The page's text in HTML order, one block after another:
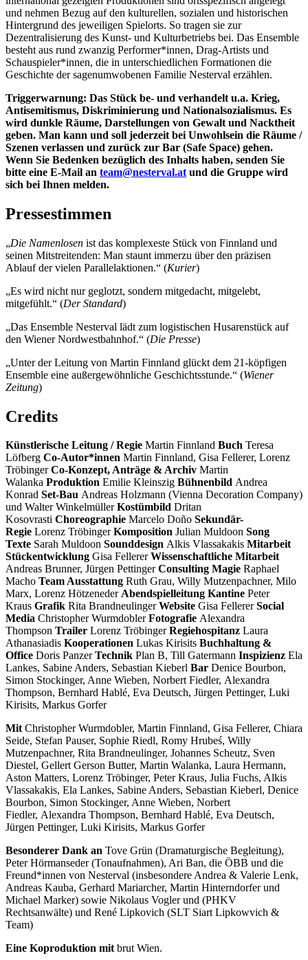
und nehmen Bezug auf den kulturellen, sozialen und historischen
Hintergrund des jeweiligen Spielorts. So tragen sie zur
Dezentralisierung des Kunst- und Kulturbetriebs bei. Das Ensemble
besteht aus rund zwanzig Performer*innen, Drag-Artists und
Schauspieler*innen, die in unterschiedlichen Formationen die
Geschichte der sagenumwobenen Familie Nesterval erzählen.
Triggerwarnung: Das Stück be- und verhandelt u.a. Krieg,
Antisemitismus, Diskriminierung und Nationalsozialismus. Es
wird dunkle Räume, Darstellungen von Gewalt und Nacktheit
geben. Man kann und soll jederzeit bei Unwohlsein die Räume /
Szenen verlassen und zurück zur Bar (Safe Space) gehen.
Wenn Sie Bedenken bezüglich des Inhalts haben, senden Sie
bitte eine E-Mail an team@nesterval.at und die Gruppe wird
sich bei Ihnen melden.
Pressestimmen
„Die Namenlosen ist das komplexeste Stück von Finnland und
seinen Mitstreitenden: Man staunt immerzu über den präzisen
Ablauf der vielen Parallelaktionen.“ (Kurier)
„Es wird nicht nur geglotzt, sondern mitgedacht, mitgelebt,
mitgefühlt.“ (Der Standard)
„Das Ensemble Nesterval lädt zum logistischen Husarenstück auf
den Wiener Nordwestbahnhof.“ (Die Presse)
„Unter der Leitung von Martin Finnland glückt dem 21-köpfigen
Ensemble eine außergewöhnliche Geschichtsstunde.“ (Wiener
Zeitung)
Credits
Künstlerische Leitung / Regie Martin Finnland Buch Teresa
Löfberg Co-Autor*innen Martin Finnland, Gisa Fellerer, Lorenz
TröbingerCo-Konzept, Anträge & Archiv Martin
Walanka Produktion Emilie Kleinszig Bühnenbild Andrea
Konrad Set-Bau Andreas Holzmann (Vienna Decoration Company)
und Walter WinkelmüllerKostümbild Dritan
Kosovrasti Choreographie Marcelo Doño Sekundär-
Regie Lorenz TröbingerKomposition Julian Muldoon Song
Texte Sarah Muldoon Sounddesign Alkis Vlassakakis Mitarbeit
Stückentwicklung Gisa FellererWissenschaftliche Mitarbeit
Andreas Brunner, Jürgen PettingerConsulting Magie Raphael
Macho Team Ausstattung Ruth Grau, Willy Mutzenpachner, Milo
Marx, Lorenz HötzenederAbendspielleitung Kantine Peter
Kraus Grafik Rita BrandneulingerWebsite Gisa FellererSocial
Media Christopher WurmdoblerFotografie Alexandra
Thompson Trailer Lorenz TröbingerRegiehospitanz Laura
Athanasiadis Kooperationen Lukas Kirisits Buchhaltung &
Office Doris PanzerTechnik Plan B, Till Gatermann Inspizienz Ela
Lankes, Sabine Anders, Sebastian Kieberl Bar Denice Bourbon,
Simon Stockinger, Anne Wieben, Norbert Fiedler, Alexandra
Thompson, Bernhard Hablé, Eva Deutsch, Jürgen Pettinger, Luki
Kirisits, Markus Gorfer
MitChristopher Wurmdobler, Martin Finnland, Gisa Fellerer, Chiara
Seide, Stefan Pauser, Sophie Riedl, Romy Hrubeś, Willy
Mutzenpachner, Rita Brandneulinger, Johannes Scheutz, Sven
Diestel, Gellert Gerson Butter, Martin Walanka, Laura Hermann,
Aston Matters, Lorenz Tröbinger, Peter Kraus, Julia Fuchs, Alkis
Vlassakakis, Ela Lankes, Sabine Anders, Sebastian Kieberl, Denice
Bourbon, Simon Stockinger, Anne Wieben, Norbert
Fiedler, Alexandra Thompson, Bernhard Hablé, Eva Deutsch,
Jürgen Pettinger, Luki Kirisits, Markus Gorfer
Besonderer Dank an Tove Grün (Dramaturgische Begleitung),
Peter Hörmanseder (Tonaufnahmen), Ari Ban, die ÖBB und die
Freund*innen von Nesterval (insbesondere Andrea & Valerie Lenk,
Andreas Kauba, Gerhard Mariarcher, Martin Hinterndorfer und
Michael Marker) sowie Nikolaus Vogler und (PHKV
Rechtsanwälte) und René Lipkovich (SLT Siart Lipkowvich &
Team)
Eine Koproduktion mitbrut Wien.